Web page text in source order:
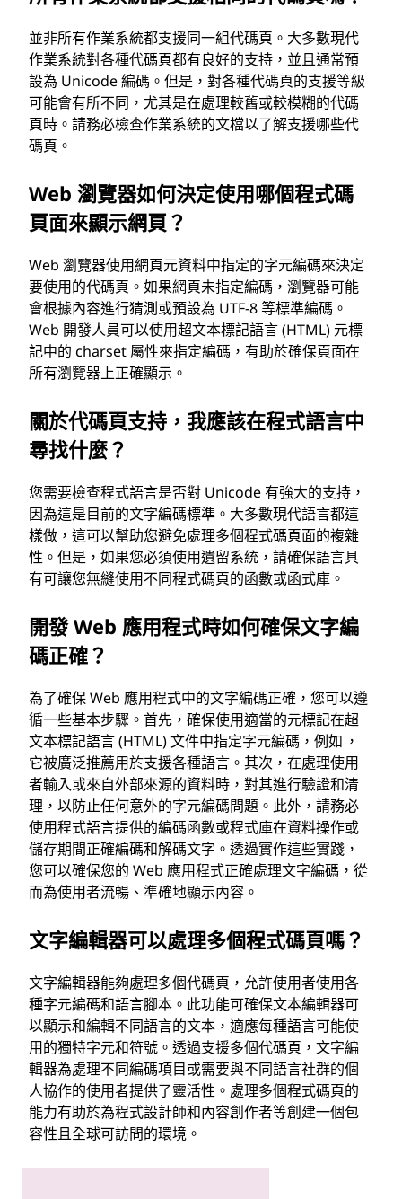
並非所有作業系統都支援同一組代碼頁。大多數現代
作業系統對各種代碼頁都有良好的支持，並且通常預
設為 Unicode 編碼。但是，對各種代碼頁的支援等級
可能會有所不同，尤其是在處理較舊或較模糊的代碼
頁時。請務必檢查作業系統的文檔以了解支援哪些代
碼頁。
Web 瀏覽器如何決定使用哪個程式碼
頁面來顯示網頁？
Web 瀏覽器使用網頁元資料中指定的字元編碼來決定
要使用的代碼頁。如果網頁未指定編碼，瀏覽器可能
會根據內容進行猜測或預設為 UTF-8 等標準編碼。
Web 開發人員可以使用超文本標記語言 (HTML) 元標
記中的 charset 屬性來指定編碼，有助於確保頁面在
所有瀏覽器上正確顯示。
關於代碼頁支持，我應該在程式語言中
尋找什麼？
您需要檢查程式語言是否對 Unicode 有強大的支持，
因為這是目前的文字編碼標準。大多數現代語言都這
樣做，這可以幫助您避免處理多個程式碼頁面的複雜
性。但是，如果您必須使用遺留系統，請確保語言具
有可讓您無縫使用不同程式碼頁的函數或函式庫。
開發 Web 應用程式時如何確保文字編
碼正確？
為了確保 Web 應用程式中的文字編碼正確，您可以遵
循一些基本步驟。首先，確保使用適當的元標記在超
文本標記語言 (HTML) 文件中指定字元編碼，例如 ，
它被廣泛推薦用於支援各種語言。其次，在處理使用
者輸入或來自外部來源的資料時，對其進行驗證和清
理，以防止任何意外的字元編碼問題。此外，請務必
使用程式語言提供的編碼函數或程式庫在資料操作或
儲存期間正確編碼和解碼文字。透過實作這些實踐，
您可以確保您的 Web 應用程式正確處理文字編碼，從
而為使用者流暢、準確地顯示內容。
文字編輯器可以處理多個程式碼頁嗎？
文字編輯器能夠處理多個代碼頁，允許使用者使用各
種字元編碼和語言腳本。此功能可確保文本編輯器可
以顯示和編輯不同語言的文本，適應每種語言可能使
用的獨特字元和符號。透過支援多個代碼頁，文字編
輯器為處理不同編碼項目或需要與不同語言社群的個
人協作的使用者提供了靈活性。處理多個程式碼頁的
能力有助於為程式設計師和內容創作者等創建一個包
容性且全球可訪問的環境。